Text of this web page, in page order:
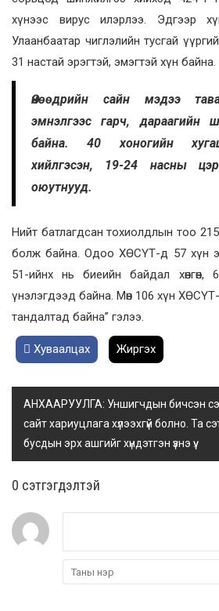
хүнээс вирус илэрлээ. Эдгээр
Улаанбаатар чиглэлийн тусгай
31 настай эрэгтэй, эмэгтэй хүн байна.
Өнөөдрийн сайн мэдээ
эмнэлгээс гарч,
байна. 40 хоногийн
хийлгэсэн, 19-24 насны
оюутнууд.
Нийт батлагдсан тохиолдлын тоо
болж байна. Одоо ХӨСҮТ-д 57 хүн
51-ийнх нь биеийн байдал
үнэлэгдээд байна. Мөн 106 хүн
тандалтад байна” гэлээ.
Хуваалцах Жиргэх
АНХААРУУЛГА: Уншигчдын бичсэн
сайт хариуцлага хүлээхгүй болно. Та
бусдын эрх ашгийг хүндэтгэн үзнэ үү.
0 cэтгэгдэлтэй